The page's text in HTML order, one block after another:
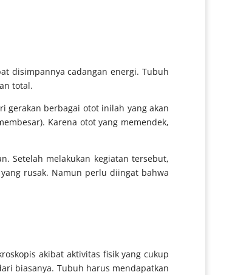
disimpannya cadangan energi. Tubuh
total.
gerakan berbagai otot inilah yang akan
Karena otot yang memendek,
Setelah melakukan kegiatan tersebut,
rusak. Namun perlu diingat bahwa
akibat aktivitas fisik yang cukup
biasanya. Tubuh harus mendapatkan